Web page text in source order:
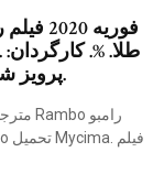
پرویز شهبازی مدت زمان: یک ساعت و 23 دقیقه.